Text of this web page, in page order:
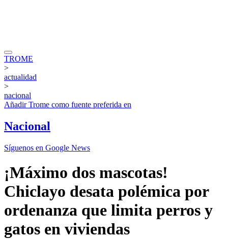
TROME
>
actualidad
>
nacional
AñadirTrome como fuente preferida en
Nacional
Síguenos en Google News
¡Máximo dos mascotas!
Chiclayo desata polémica por
ordenanza que limita perros y
gatos en viviendas